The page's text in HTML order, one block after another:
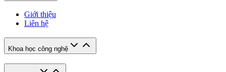
Giới thiệu
Liên hệ
Khoa học công nghệ